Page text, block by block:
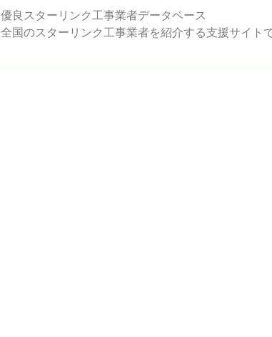
優良スターリンク工事業者データベース
全国のスターリンク工事業者を紹介する支援サイト